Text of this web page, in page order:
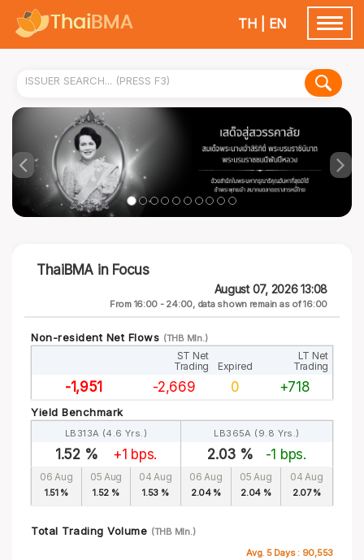
Toggle
TH EN
ThaiBMA in Focus
August 07, 2026 13:08
From 16:00 - 24:00, data shown remain as of 16:00
Non-resident Net Flows (THB Mln.)
ST Net
Trading
Expired
LT Net
Trading
-1,951 -2,669 0 +718
Yield Benchmark
LB313A (4.6 Yrs.) LB365A (9.8 Yrs.)
1.52 % +1 bps. 2.03 % -1 bps.
06 Aug
1.51 %
05 Aug
1.52 %
04 Aug
1.53 %
06 Aug
2.04 %
05 Aug
2.04 %
04 Aug
2.07 %
Total Trading Volume (THB Mln.)
Avg. 5 Days : 90,553